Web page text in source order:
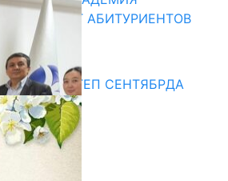
АБИТУРИЕНТОВ
МЕКТЕП СЕНТЯБРДА
БЕРИЛЕТ
сөзү